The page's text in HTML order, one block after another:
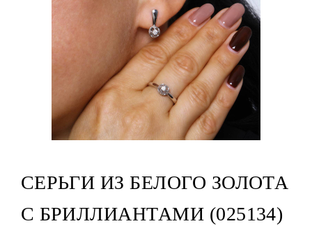
СЕРЬГИ ИЗ БЕЛОГО ЗОЛОТА
С БРИЛЛИАНТАМИ (025134)